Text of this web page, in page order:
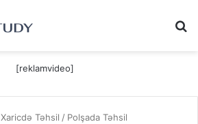
[reklamvideo]
Xaricdə Təhsil / Polşada Təhsil